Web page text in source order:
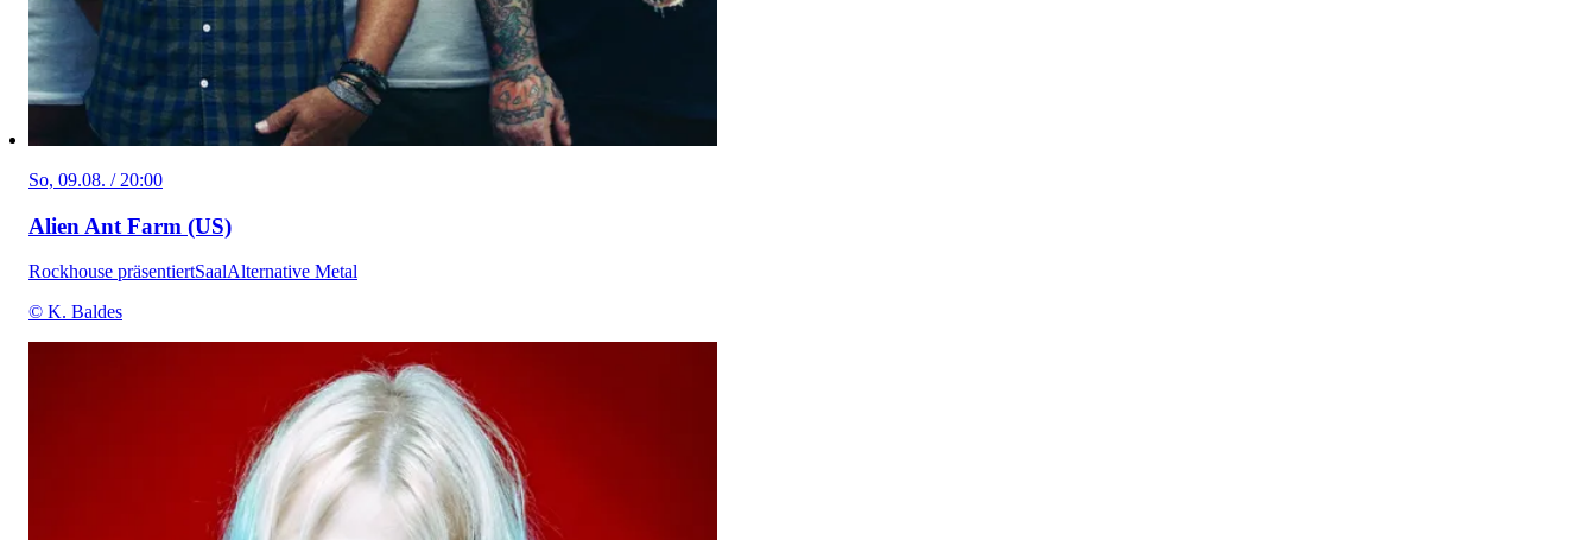
So, 09.08. / 20:00
Alien Ant Farm (US)
Rockhouse präsentiertSaalAlternative Metal
© K. Baldes